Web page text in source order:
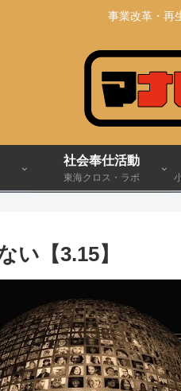
事業改革・再
社会奉仕活動
東海クロス・ラボ
い【3.15】